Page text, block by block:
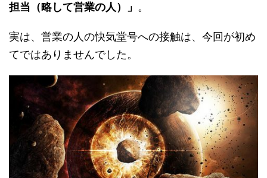
担当（略して営業の人）」 。
実は、営業の人の快気堂号への接触は、今回が初め
てではありませんでした。